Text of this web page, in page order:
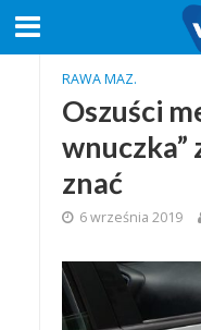
RAWA MAZ.
Oszuści
wnuczka”
znać
6 września 2019